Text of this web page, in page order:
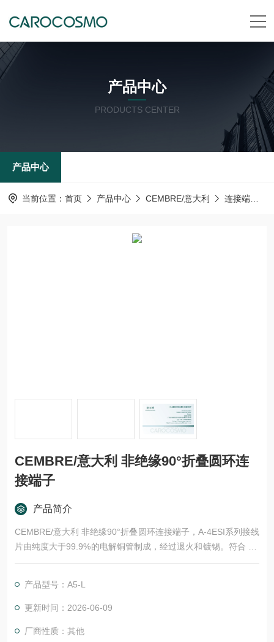
产品中心
PRODUCTS CENTER
产品中心
当前位置： 首页 产品中心 CEMBRE/意大利 连接端子
CEMBRE/意大利 非绝缘90°折叠圆环连
接端子
产品简介
CEMBRE/意大利 非绝缘90°折叠圆环连接端子，A-4ESI系列接线
片由纯度大于99.9%的电解铜管制成，经过退火和镀锡。符合 EA
规范的四孔螺柱固定确保与大多数变压器固定布置兼容。
产品型号：A5-L
更新时间：2026-06-09
厂商性质：其他